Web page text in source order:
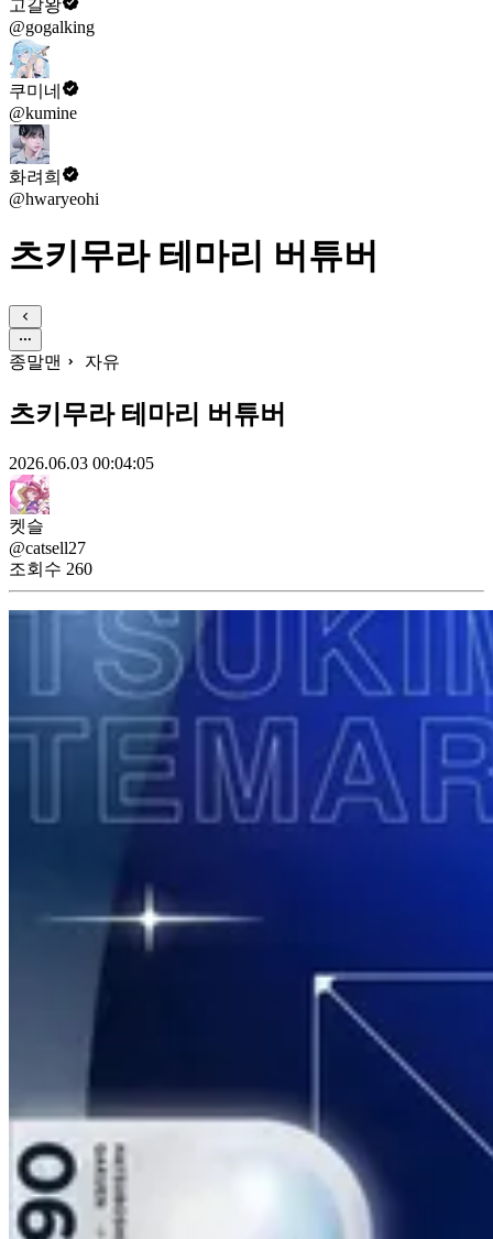
고갈왕
@gogalking
쿠미네
@kumine
화려희
@hwaryeohi
츠키무라 테마리 버튜버
종말맨 자유
츠키무라 테마리 버튜버
2026.06.03 00:04:05
켓슬
@catsell27
조회수 260